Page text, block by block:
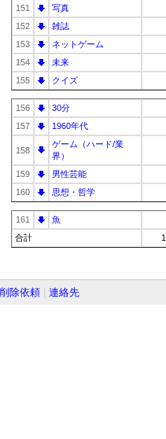
151
写真
152
雑誌
153
ネットゲーム
154
未来
155
クイズ
156
30分
157
1960年代
158
ゲーム（ハード/業
界）
159
男性芸能
160
思想・哲学
161
魚
合計
削除依頼 連絡先